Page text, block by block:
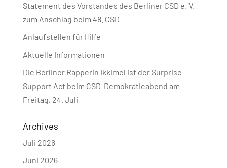
Statement des Vorstandes des Berliner CSD e. V.
zum Anschlag beim 48. CSD
Anlaufstellen für Hilfe
Aktuelle Informationen
Die Berliner Rapperin Ikkimel ist der Surprise
Support Act beim CSD-Demokratieabend am
Freitag, 24. Juli
Archives
Juli 2026
Juni 2026